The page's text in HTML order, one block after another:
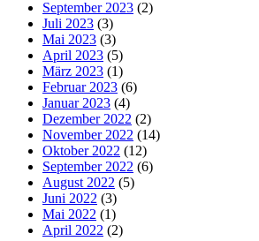
September 2023 (2)
Juli 2023 (3)
Mai 2023 (3)
April 2023 (5)
März 2023 (1)
Februar 2023 (6)
Januar 2023 (4)
Dezember 2022 (2)
November 2022 (14)
Oktober 2022 (12)
September 2022 (6)
August 2022 (5)
Juni 2022 (3)
Mai 2022 (1)
April 2022 (2)